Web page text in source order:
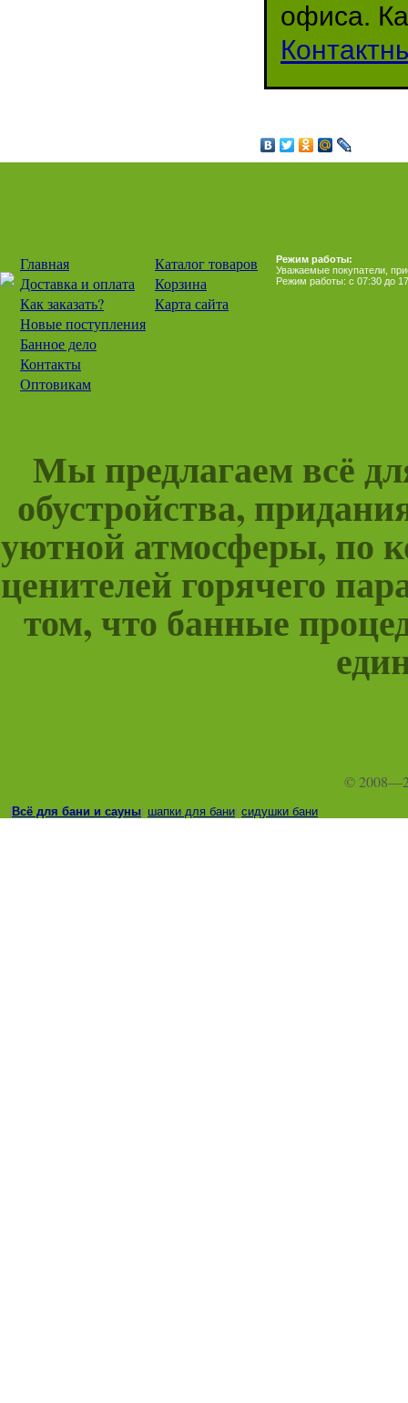
офиса.
Главная
Доставка и оплата
Как заказать?
Новые поступления
Банное дело
Контакты
Оптовикам
Каталог товаров
Корзина
Карта сайта
Режим работы:
Уважаемые покупатели,
Режим работы: с 07:30 до
Мы предлагаем всё
обустройства,
уютной атмосферы, по
ценителей горячего
том, что банные
©
Всё для бани и сауны шапки для бани сидушки бани